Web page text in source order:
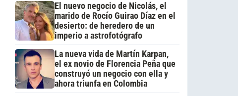
El nuevo negocio de Nicolás, el
marido de Rocío Guirao Díaz en el
desierto: de heredero de un
imperio a astrofotógrafo
La nueva vida de Martín Karpan,
el ex novio de Florencia Peña que
construyó un negocio con ella y
ahora triunfa en Colombia